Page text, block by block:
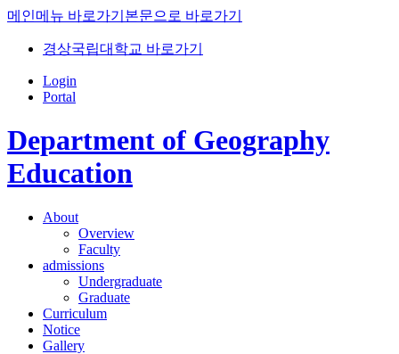
메인메뉴 바로가기 본문으로 바로가기
경상국립대학교 바로가기
Login
Portal
Department of Geography
Education
About
Overview
Faculty
admissions
Undergraduate
Graduate
Curriculum
Notice
Gallery